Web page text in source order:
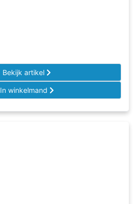
Bekijk artikel
In winkelmand